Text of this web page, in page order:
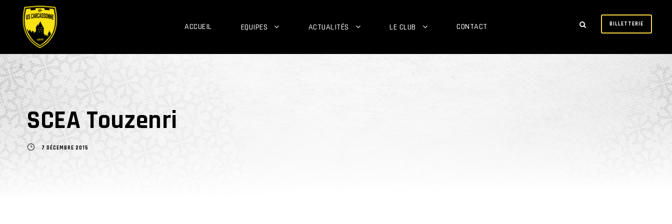
ACCUEIL EQUIPES ACTUALITÉS LE CLUB CONTACT BILLETTERIE
SCEA Touzenri
7 DÉCEMBRE 2015